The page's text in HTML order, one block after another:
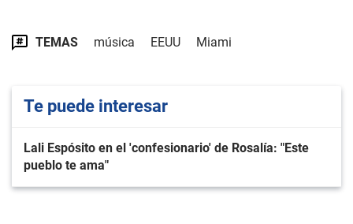
TEMAS música EEUU Miami
Te puede interesar
Lali Espósito en el 'confesionario' de Rosalía: "Este
pueblo te ama"